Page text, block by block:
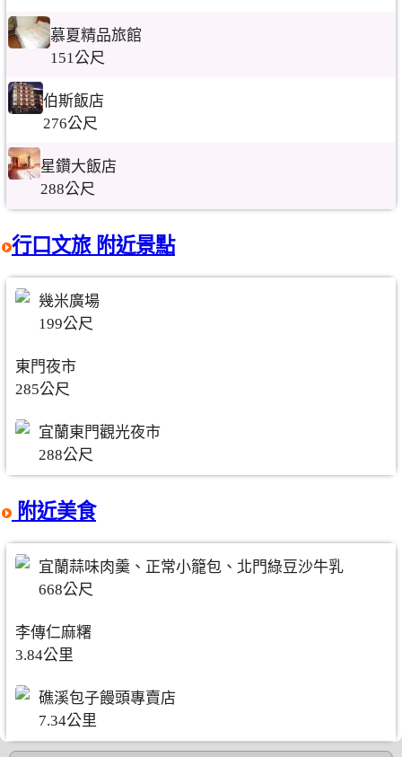
慕夏精品旅館
151公尺
伯斯飯店
276公尺
星鑽大飯店
288公尺
行口文旅 附近景點
幾米廣場
199公尺
東門夜市
285公尺
宜蘭東門觀光夜市
288公尺
附近美食
宜蘭蒜味肉羹、正常小籠包、北門綠豆沙牛乳
668公尺
李傳仁麻糬
3.84公里
礁溪包子饅頭專賣店
7.34公里